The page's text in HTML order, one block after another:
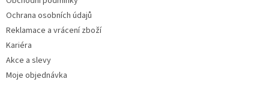
Ochrana osobních údajů
Reklamace a vrácení zboží
Kariéra
Akce a slevy
Moje objednávka